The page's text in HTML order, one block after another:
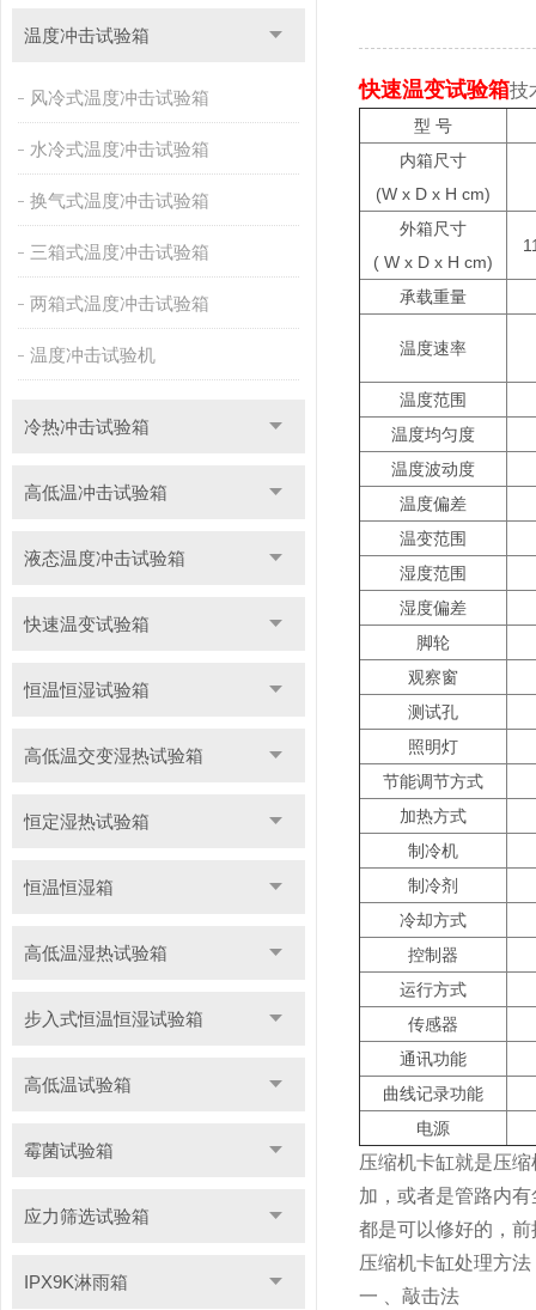
新能源专用设备 PCT高压加速老化试验机
绝缘裂化.特性评价系统
温度冲击试验箱
风冷式温度冲击试验箱
水冷式温度冲击试验箱
换气式温度冲击试验箱
三箱式温度冲击试验箱
两箱式温度冲击试验箱
温度冲击试验机
冷热冲击试验箱
高低温冲击试验箱
液态温度冲击试验箱
快速温变试验箱
恒温恒湿试验箱
高低温交变湿热试验箱
恒定湿热试验箱
恒温恒湿箱
高低温湿热试验箱
步入式恒温恒湿试验箱
高低温试验箱
霉菌试验箱
应力筛选试验箱
IPX9K淋雨箱
快速温变试验箱技
型 号
内箱尺寸
(W x D x H cm)
外箱尺寸
( W x D x H cm)
承载重量
温度速率
温度范围
温度均匀度
温度波动度
温度偏差
温变范围
湿度范围
湿度偏差
脚轮
观察窗
测试孔
照明灯
节能调节方式
加热方式
制冷机
制冷剂
冷却方式
控制器
运行方式
传感器
通讯功能
曲线记录功能
电源
压缩机卡缸就是压
加，或者是管路内
都是可以修好的，
压缩机卡缸处理方法
一 、敲击法